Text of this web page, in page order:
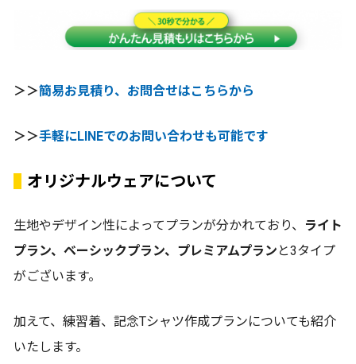
＞＞簡易お見積り、お問合せはこちらから
＞＞手軽にLINEでのお問い合わせも可能です
オリジナルウェアについて
生地やデザイン性によってプランが分かれており、
ライト
プラン、ベーシックプラン、プレミアムプラン と3タイプ
がございます。
加えて、練習着、記念Tシャツ作成プランについても紹介
いたします。